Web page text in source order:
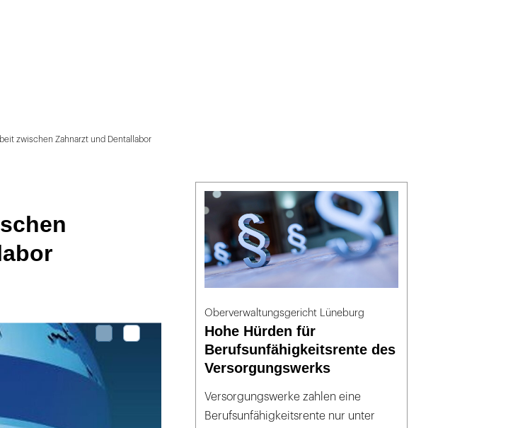
zwischen Zahnarzt und Dentallabor
Oberverwaltungsgericht Lüneburg
Hohe Hürden für
Berufsunfähigkeitsrente des
Versorgungswerks
Versorgungswerke zahlen eine
Berufsunfähigkeitsrente nur unter